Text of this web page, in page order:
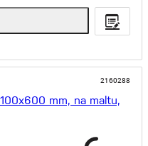
2160288
mm, na maltu,